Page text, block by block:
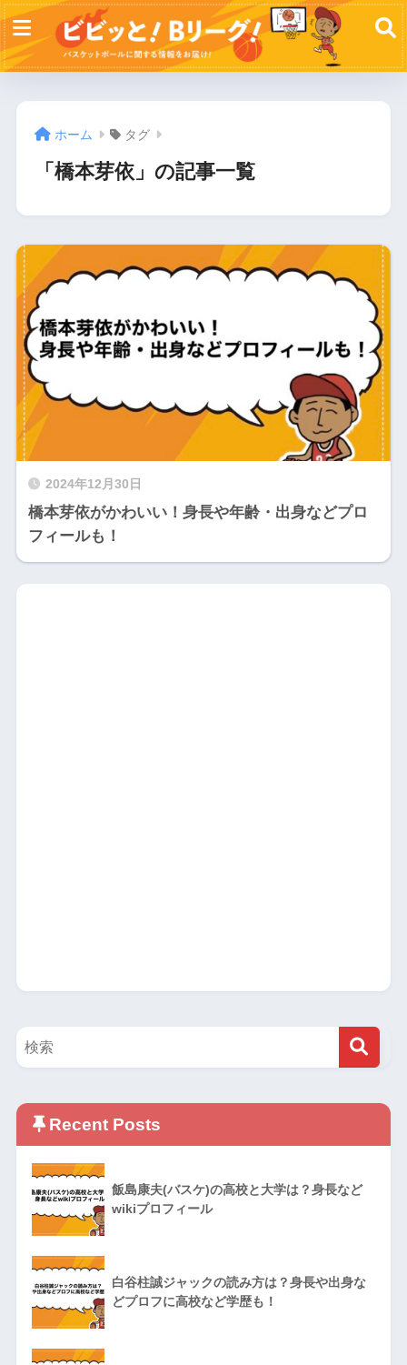
ホーム タグ
「橋本芽依」の記事一覧
2024年12月30日
橋本芽依がかわいい！身長や年齢・出身などプロ
フィールも！
Recent Posts
飯島康夫(バスケ)の高校と大学は？身長など
wikiプロフィール
白谷柱誠ジャックの読み方は？身長や出身な
どプロフに高校など学歴も！